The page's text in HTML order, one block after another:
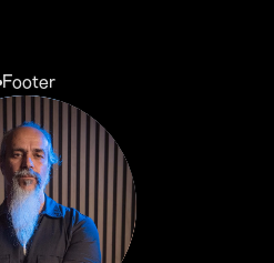
Footer